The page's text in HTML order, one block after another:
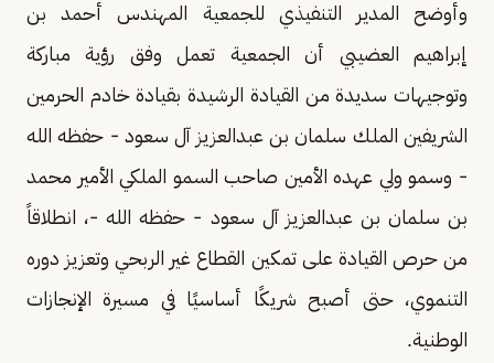
وأوضح المدير التنفيذي للجمعية المهندس أحمد بن
إبراهيم العضيبي أن الجمعية تعمل وفق رؤية مباركة
وتوجيهات سديدة من القيادة الرشيدة بقيادة خادم الحرمين
الشريفين الملك سلمان بن عبدالعزيز آل سعود - حفظه الله
- وسمو ولي عهده الأمين صاحب السمو الملكي الأمير محمد
بن سلمان بن عبدالعزيز آل سعود - حفظه الله -، انطلاقاً
من حرص القيادة على تمكين القطاع غير الربحي وتعزيز دوره
التنموي، حتى أصبح شريكًا أساسيًا في مسيرة الإنجازات
الوطنية.